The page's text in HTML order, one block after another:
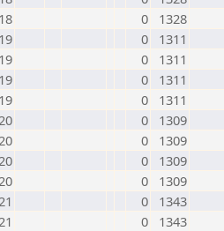
0
1328
0
1311
0
1311
0
1311
0
1311
0
1309
0
1309
0
1309
0
1309
0
1343
0
1343